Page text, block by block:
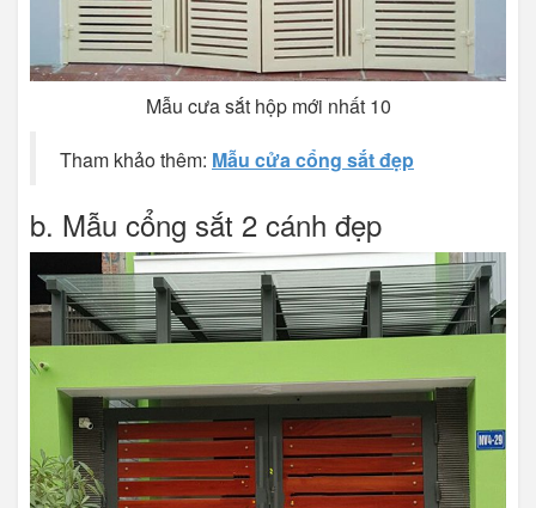
Mẫu cưa sắt hộp mới nhất 10
Tham khảo thêm: Mẫu cửa cổng sắt đẹp
b. Mẫu cổng sắt 2 cánh đẹp